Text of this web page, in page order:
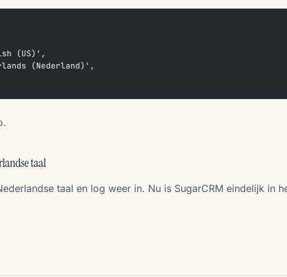
(US)',
(Nederland)',
taal
taal en log weer in. Nu is SugarCRM eindelijk in